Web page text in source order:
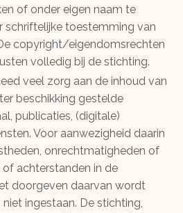
of onder eigen naam te
schriftelijke toestemming van
copyright/eigendomsrechten
volledig bij de stichting.
veel zorg aan de inhoud van
beschikking gestelde
publicaties, (digitale)
Voor aanwezigheid daarin
onrechtmatigheden of
achterstanden in de
doorgeven daarvan wordt
ingestaan. De stichting,